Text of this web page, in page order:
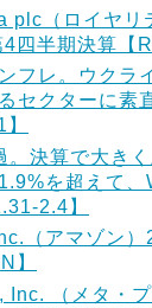
plc（ロイヤリ
四半期決算【
フレ。ウクラ
セクターに素
。決算で大き
を超えて
2.4】
（アマゾン）
】
Inc. （メタ・